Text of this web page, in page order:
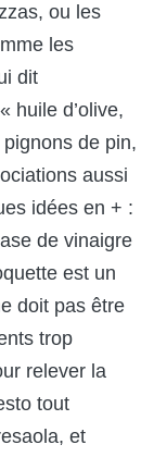
ou les
les
dit
huile d’olive,
de pin,
aussi
idées en + :
de vinaigre
est un
doit pas être
trop
relever la
tout
et